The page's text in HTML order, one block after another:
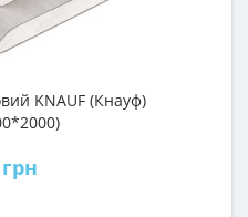
KNAUF (Кнауф)